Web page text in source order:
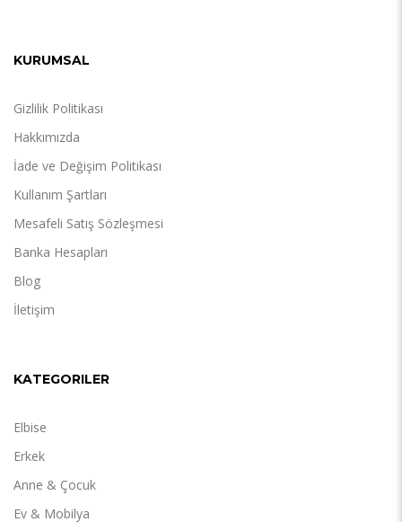
KURUMSAL
Gizlilik Politikası
Hakkımızda
İade ve Değişim Politikası
Kullanım Şartları
Mesafeli Satış Sözleşmesi
Banka Hesapları
Blog
İletişim
KATEGORILER
Elbise
Erkek
Anne & Çocuk
Ev & Mobilya